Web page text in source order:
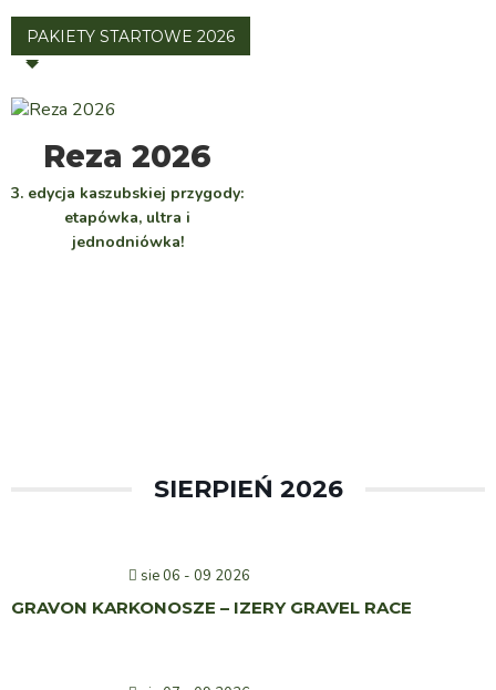
PAKIETY STARTOWE 2026
WYBIERZ
Reza 2026
3. edycja kaszubskiej przygody:
etapówka, ultra i
jednodniówka!
SIERPIEŃ 2026
sie 06 - 09 2026
GRAVON KARKONOSZE – IZERY GRAVEL RACE